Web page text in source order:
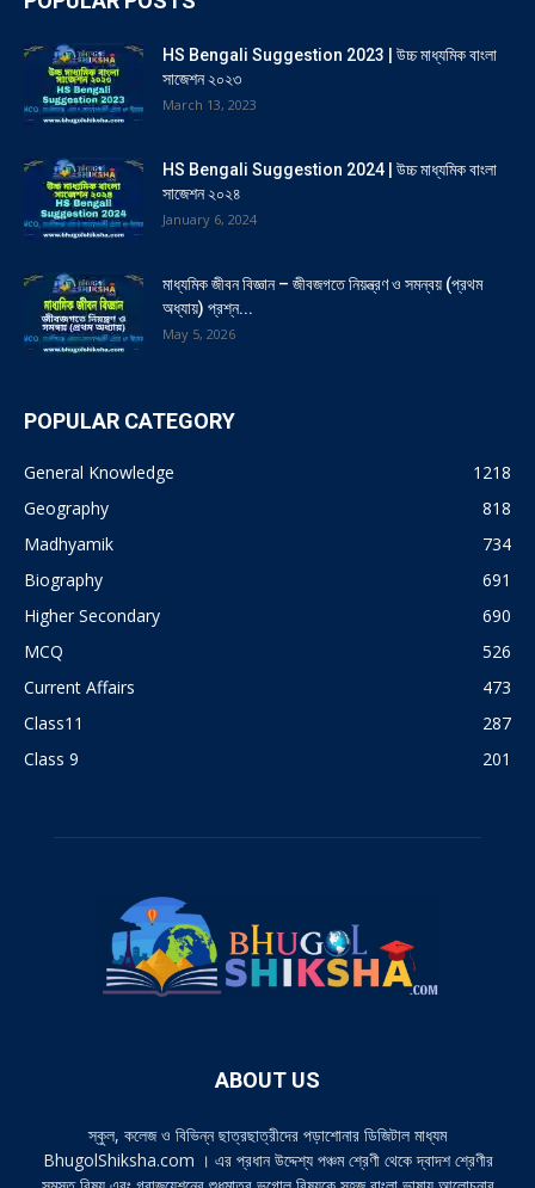
HS Bengali Suggestion 2023 | উচ্চ মাধ্যমিক বাংলা
সাজেশন ২০২৩
March 13, 2023
HS Bengali Suggestion 2024 | উচ্চ মাধ্যমিক বাংলা
সাজেশন ২০২৪
January 6, 2024
মাধ্যমিক জীবন বিজ্ঞান – জীবজগতে নিয়ন্ত্রণ ও সমন্বয় (প্রথম
অধ্যায়) প্রশ্ন...
May 5, 2026
POPULAR CATEGORY
General Knowledge
1218
Geography
818
Madhyamik
734
Biography
691
Higher Secondary
690
MCQ
526
Current Affairs
473
Class11
287
Class 9
201
ABOUT US
স্কুল, কলেজ ও বিভিন্ন ছাত্রছাত্রীদের পড়াশোনার ডিজিটাল মাধ্যম
BhugolShiksha.com । এর প্রধান উদ্দেশ্য পঞ্চম শ্রেণী থেকে দ্বাদশ শ্রেণীর